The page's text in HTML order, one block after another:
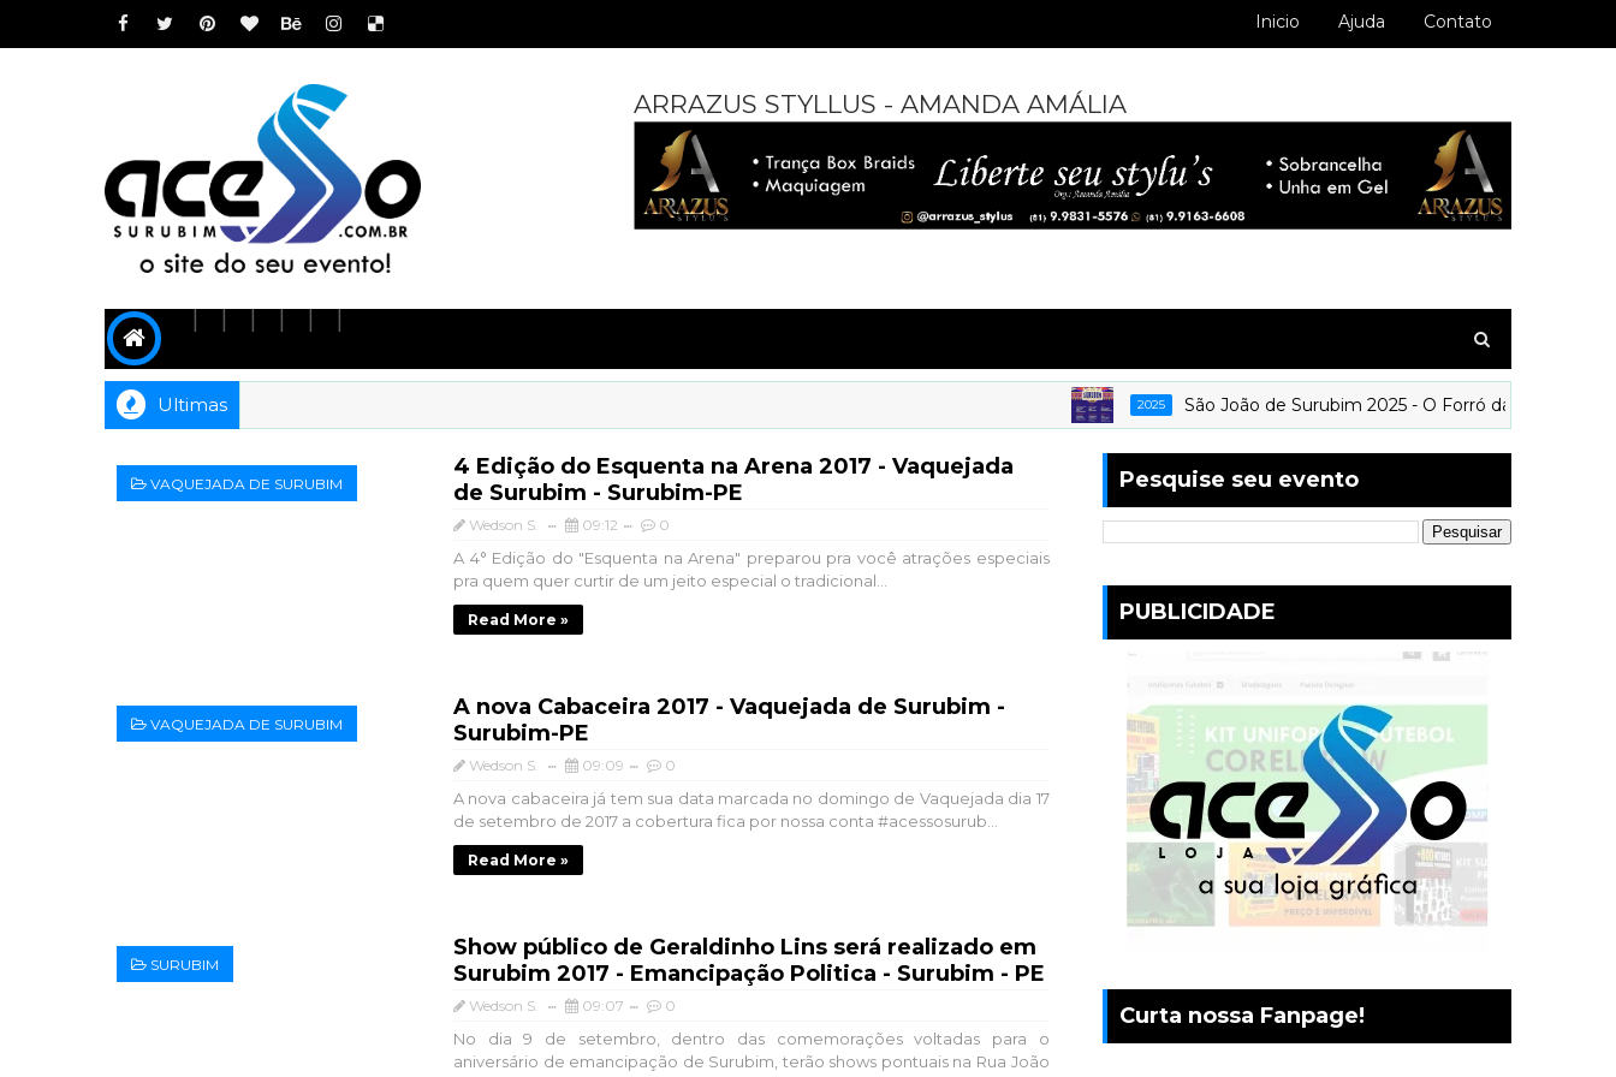
Inicio Ajuda Contato
ARRAZUS STYLLUS - AMANDA AMÁLIA
Ultimas 2025 São João de Surubim 2025 - O Forró da vaquejada -
VAQUEJADA DE SURUBIM
4 Edição do Esquenta na Arena 2017 - Vaquejada
de Surubim - Surubim-PE
Wedson S. 09:12 0
A 4° Edição do "Esquenta na Arena" preparou pra você atrações especiais
pra quem quer curtir de um jeito especial o tradicional...
Read More »
VAQUEJADA DE SURUBIM
A nova Cabaceira 2017 - Vaquejada de Surubim -
Surubim-PE
Wedson S. 09:09 0
A nova cabaceira já tem sua data marcada no domingo de Vaquejada dia 17
de setembro de 2017 a cobertura fica por nossa conta #acessosurub...
Read More »
SURUBIM
Show público de Geraldinho Lins será realizado em
Surubim 2017 - Emancipação Politica - Surubim - PE
Wedson S. 09:07 0
No dia 9 de setembro, dentro das comemorações voltadas para o
aniversário de emancipação de Surubim, terão shows pontuais na Rua João
Pesquise seu evento
PUBLICIDADE
Curta nossa Fanpage!